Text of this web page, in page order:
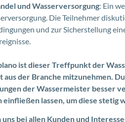
und Wasserversorgung: Ein
Die Teilnehmer
und zur Sicherstellung
ist dieser Treffpunkt der
aus der Branche mitzunehmen.
der Wassermeister besser
einfließen lassen, um diese stetig
bei allen Kunden und